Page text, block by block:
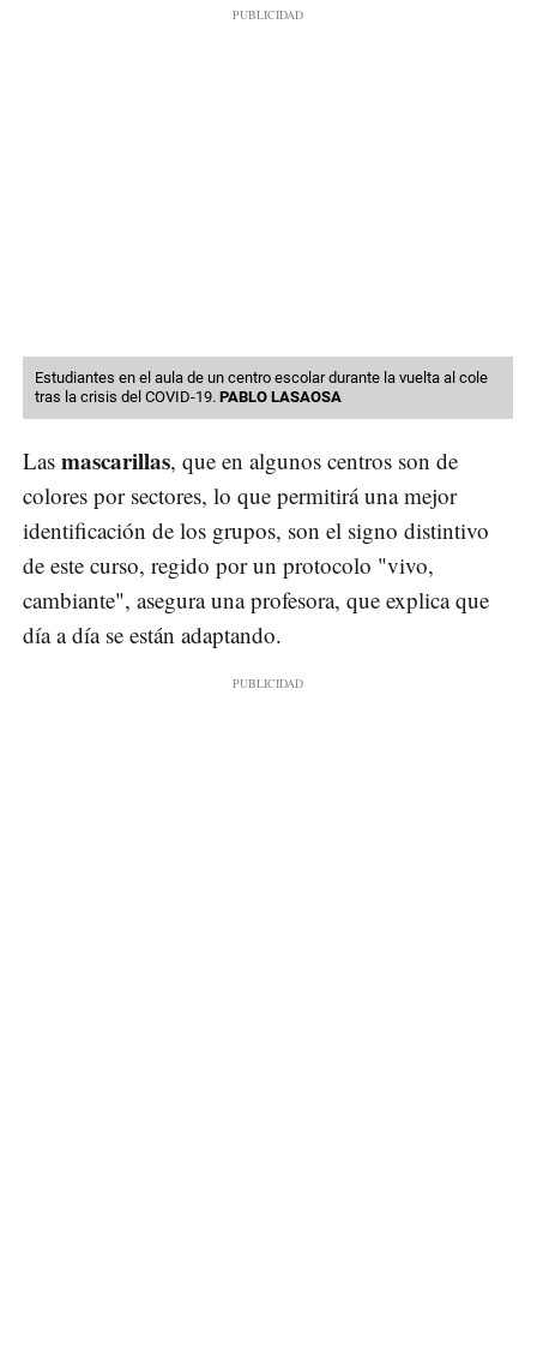
Estudiantes en el aula de un centro escolar durante la vuelta al cole
tras la crisis del COVID-19. PABLO LASAOSA
Las mascarillas, que en algunos centros son de
colores por sectores, lo que permitirá una mejor
identificación de los grupos, son el signo distintivo
de este curso, regido por un protocolo "vivo,
cambiante", asegura una profesora, que explica que
día a día se están adaptando.